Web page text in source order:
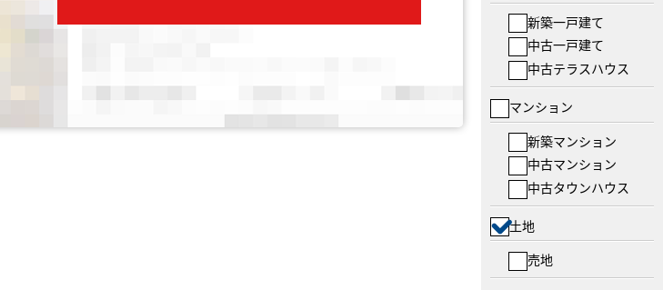
新築一戸建て
中古一戸建て
中古テラスハウス
マンション
新築マンション
中古マンション
中古タウンハウス
土地
売地